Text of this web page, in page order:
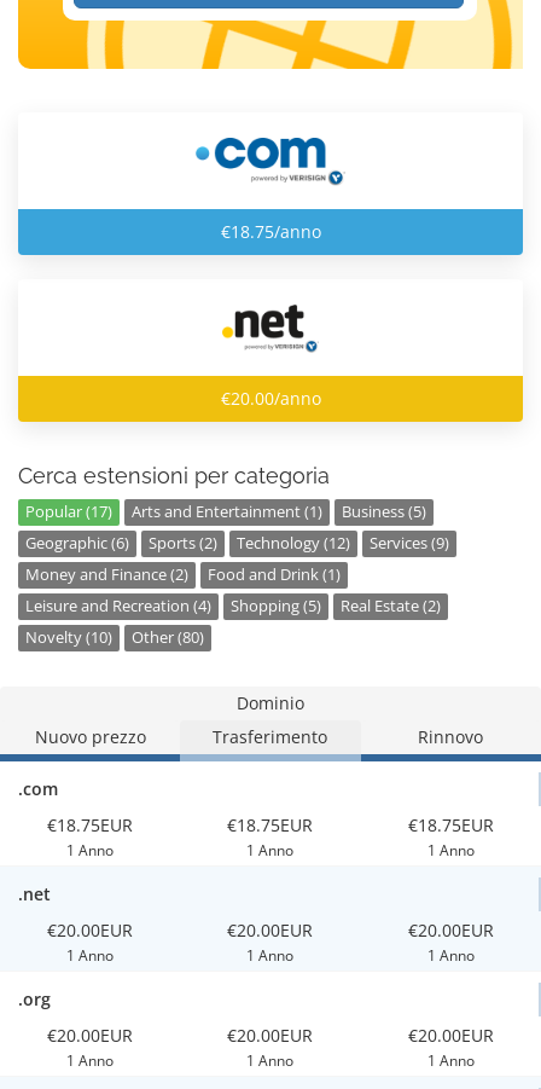
€18.75/anno
€20.00/anno
Cerca estensioni per categoria
Popular (17) Arts and Entertainment (1)
Business (5)
Geographic (6)
Sports (2) Technology (12)
Services (9)
Money and Finance (2)
Food and Drink (1)
Leisure and Recreation (4)
Shopping (5)
Real Estate (2)
Novelty (10)
Other (80)
Dominio
Nuovo prezzo
Trasferimento Rinnovo
.com
€18.75EUR
1 Anno
€18.75EUR
1 Anno
€18.75EUR
1 Anno
.net
€20.00EUR
1 Anno
€20.00EUR
1 Anno
€20.00EUR
1 Anno
.org
€20.00EUR
1 Anno
€20.00EUR
1 Anno
€20.00EUR
1 Anno